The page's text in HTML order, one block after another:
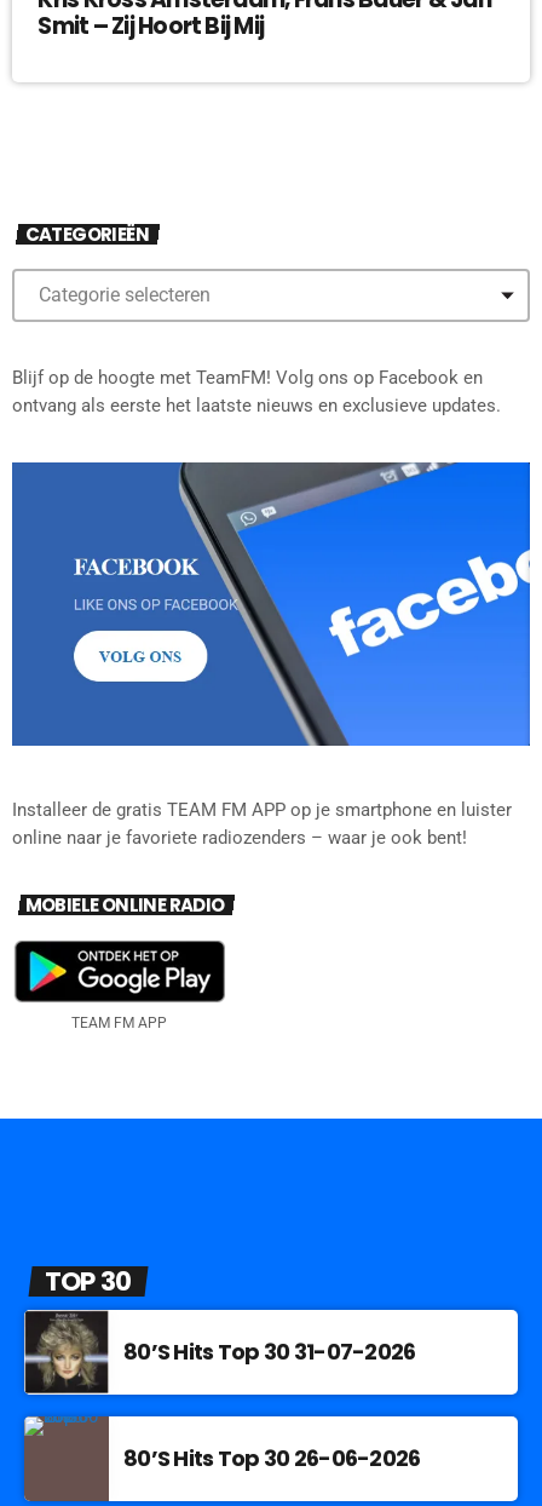
Smit – Zij Hoort Bij Mij
CATEGORIEËN
Blijf op de hoogte met TeamFM! Volg ons op Facebook en
ontvang als eerste het laatste nieuws en exclusieve updates.
Installeer de gratis TEAM FM APP op je smartphone en luister
online naar je favoriete radiozenders – waar je ook bent!
MOBIELE ONLINE RADIO
TEAM FM APP
TOP 30
80’S Hits Top 30 31-07-2026
80’S Hits Top 30 26-06-2026